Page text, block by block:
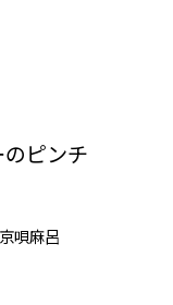
ピンチ
京唄麻呂